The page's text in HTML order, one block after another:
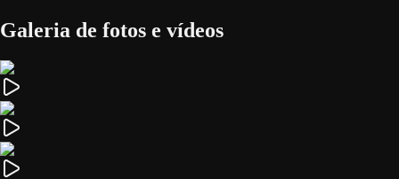
Galeria de fotos e vídeos